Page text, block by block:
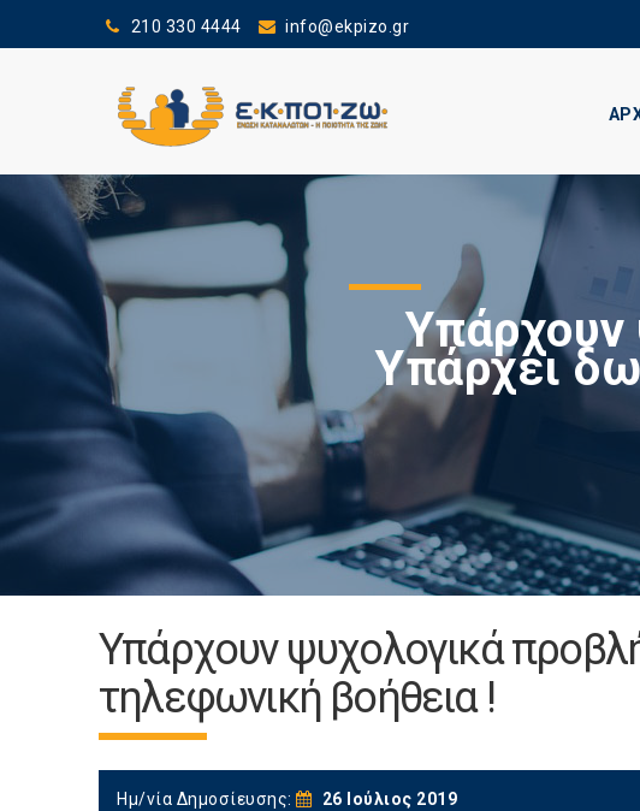
210 330 4444 info@ekpizo.gr
Υπάρχουν
Υπάρχει
Υπάρχουν ψυχολογικά
τηλεφωνική βοήθεια !
Ημ/νία Δημοσίευσης: 26 Ιούλιος 2019